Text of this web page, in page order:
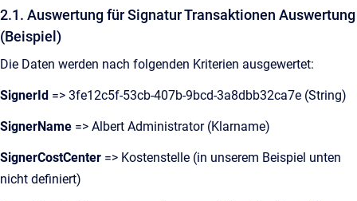
2.1. Auswertung für Signatur Transaktionen Auswertung
(Beispiel)
Die Daten werden nach folgenden Kriterien ausgewertet:
SignerId => 3fe12c5f-53cb-407b-9bcd-3a8dbb32ca7e (String)
SignerName => Albert Administrator (Klarname)
SignerCostCenter => Kostenstelle (in unserem Beispiel unten
nicht definiert)